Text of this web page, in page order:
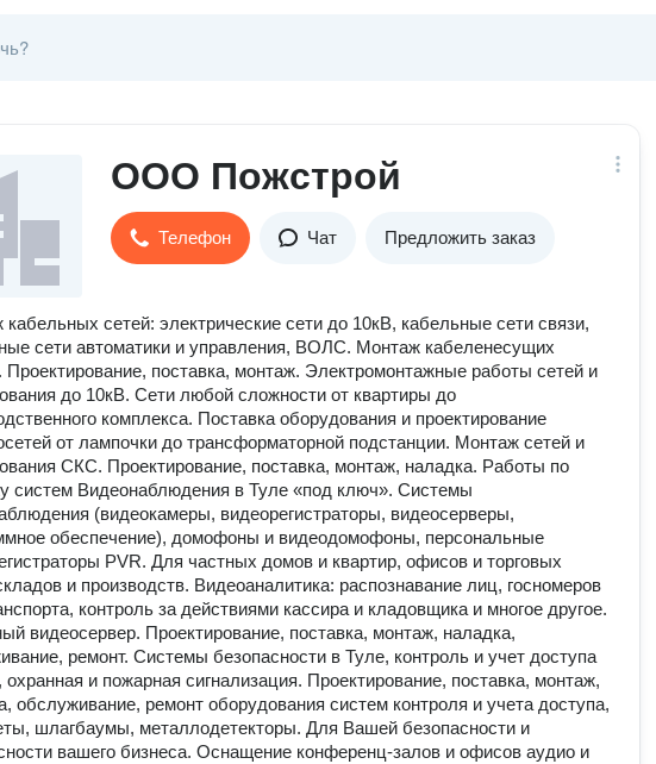
ООО Пожстрой
Телефон Чат Предложить заказ
сетей: электрические сети до 10кВ, кабельные сети связи,
сети автоматики и управления, ВОЛС. Монтаж кабеленесущих
Проектирование, поставка, монтаж. Электромонтажные работы сетей и
до 10кВ. Сети любой сложности от квартиры до
комплекса. Поставка оборудования и проектирование
от лампочки до трансформаторной подстанции. Монтаж сетей и
СКС. Проектирование, поставка, монтаж, наладка. Работы по
систем Видеонаблюдения в Туле «под ключ». Системы
(видеокамеры, видеорегистраторы, видеосерверы,
обеспечение), домофоны и видеодомофоны, персональные
PVR. Для частных домов и квартир, офисов и торговых
и производств. Видеоаналитика: распознавание лиц, госномеров
контроль за действиями кассира и кладовщика и многое другое.
видеосервер. Проектирование, поставка, монтаж, наладка,
ремонт. Системы безопасности в Туле, контроль и учет доступа
и пожарная сигнализация. Проектирование, поставка, монтаж,
обслуживание, ремонт оборудования систем контроля и учета доступа,
шлагбаумы, металлодетекторы. Для Вашей безопасности и
вашего бизнеса. Оснащение конференц-залов и офисов аудио и